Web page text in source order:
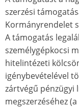
szerzési
Kormányrendelet
A támogatás
személygépkocsi
hitelintézeti
igénybevételével
zártvégű pénzügyi
megszerzéséhez